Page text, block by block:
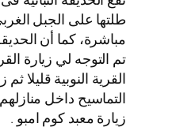
مباشرة، كما أن
القرية النوبية
التماسيح داخل
زيارة معبد كوم امبو .